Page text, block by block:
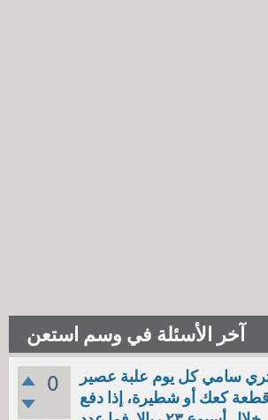
آخر الأسئلة في وسم استعن
0
سامي كل يوم علبة عصير
كعك أو شطيرة، إذا دفع